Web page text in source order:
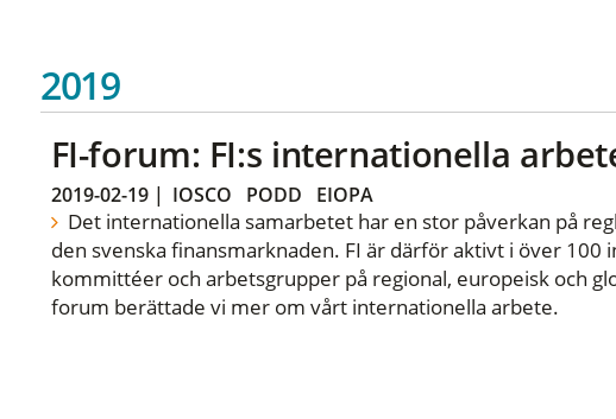
2019
FI-forum: FI:s internationella
2019-02-19| IOSCO PODD EIOPA
Det internationella samarbetet har en stor påverkan på
den svenska finansmarknaden. FI är därför aktivt i över 100
kommittéer och arbetsgrupper på regional, europeisk och
forum berättade vi mer om vårt internationella arbete.